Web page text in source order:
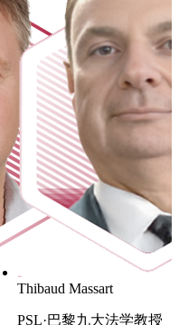
Patrice Geoffron
PSL·巴黎九大教授